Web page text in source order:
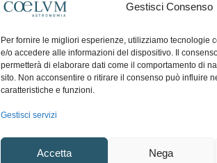
Gestisci Consenso
Per fornire le migliori esperienze, utilizziamo tecnologie
e/o accedere alle informazioni del dispositivo. Il
permetterà di elaborare dati come il comportamento di
sito. Non acconsentire o ritirare il consenso può influire
caratteristiche e funzioni.
Gestisci servizi
Accetta Nega
Articoli e Risorse On-Line
Il Blog della Redazione